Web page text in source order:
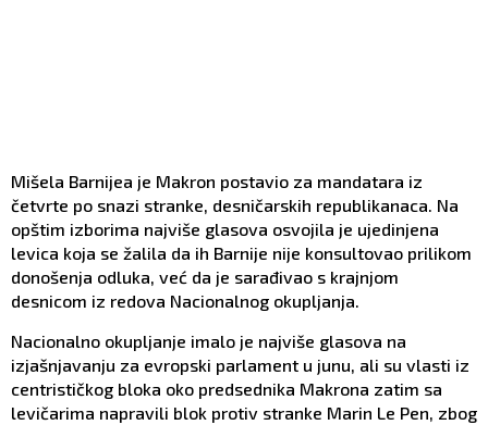
Mišela Barnijea je Makron postavio za mandatara iz
četvrte po snazi stranke, desničarskih republikanaca. Na
opštim izborima najviše glasova osvojila je ujedinjena
levica koja se žalila da ih Barnije nije konsultovao prilikom
donošenja odluka, već da je sarađivao s krajnjom
desnicom iz redova Nacionalnog okupljanja.
Nacionalno okupljanje imalo je najviše glasova na
izjašnjavanju za evropski parlament u junu, ali su vlasti iz
centrističkog bloka oko predsednika Makrona zatim sa
levičarima napravili blok protiv stranke Marin Le Pen, zbog